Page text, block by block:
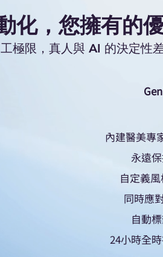
化，您擁有的
極限，真人與 AI 的決定性
內建醫美專
永遠
自定義
同時應
自動
24小時全